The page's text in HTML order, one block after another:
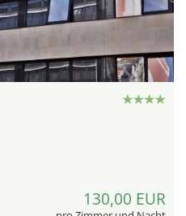
130,00 EUR